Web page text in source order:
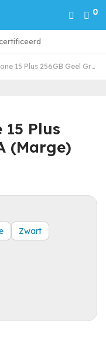
0
Plus 256GB Geel Grade A (Marge)
Plus
(Marge)
Zwart